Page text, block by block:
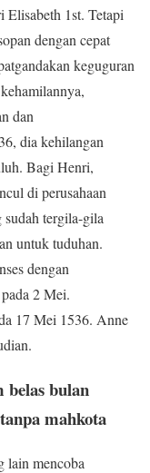
Elisabeth 1st. Tetapi
dengan cepat
keguguran
dan
dia kehilangan
Bagi Henri,
di perusahaan
tergila-gila
untuk tuduhan.
dengan
2 Mei.
17 Mei 1536. Anne
belas bulan
mahkota
lain mencoba